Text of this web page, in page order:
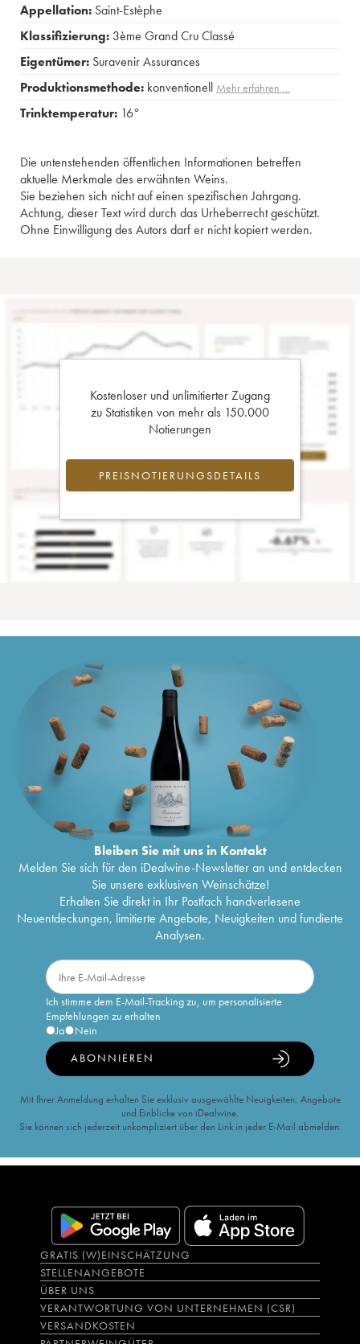
Appellation: Saint-Estèphe
Klassifizierung: 3ème Grand Cru Classé
Eigentümer: Suravenir Assurances
Produktionsmethode: konventionell Mehr erfahren …
Trinktemperatur: 16°
Die untenstehenden öffentlichen Informationen betreffen
aktuelle Merkmale des erwähnten Weins.
Sie beziehen sich nicht auf einen spezifischen Jahrgang.
Achtung, dieser Text wird durch das Urheberrecht geschützt.
Ohne Einwilligung des Autors darf er nicht kopiert werden.
Kostenloser und unlimitierter Zugang
zu Statistiken von mehr als 150.000
Notierungen
PREISNOTIERUNGSDETAILS
Bleiben Sie mit uns in Kontakt
Melden Sie sich für den iDealwine-Newsletter an und entdecken
Sie unsere exklusiven Weinschätze!
Erhalten Sie direkt in Ihr Postfach handverlesene
Neuentdeckungen, limitierte Angebote, Neuigkeiten und fundierte
Analysen.
Ich stimme dem E-Mail-Tracking zu, um personalisierte
Empfehlungen zu erhalten
Ja
Nein
ABONNIEREN
Mit Ihrer Anmeldung erhalten Sie exklusiv ausgewählte Neuigkeiten, Angebote
und Einblicke von iDealwine.
Sie können sich jederzeit unkompliziert über den Link in jeder E-Mail abmelden.
GRATIS (W)EINSCHÄTZUNG
STELLENANGEBOTE
ÜBER UNS
VERANTWORTUNG VON UNTERNEHMEN (CSR)
VERSANDKOSTEN